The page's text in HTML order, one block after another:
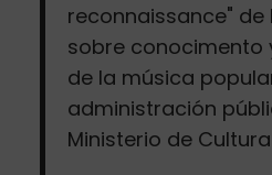
reconnaissance" de
sobre conocimento
de la música
administración
Ministerio de